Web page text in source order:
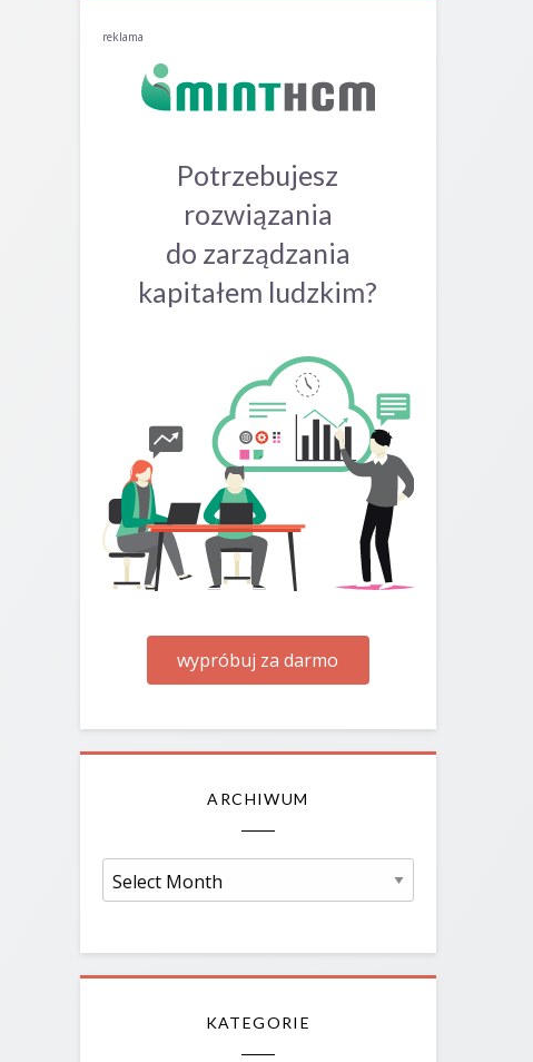
reklama
Potrzebujesz
rozwiązania
do zarządzania
kapitałem ludzkim?
wypróbuj za darmo
ARCHIWUM
Archiwum
KATEGORIE